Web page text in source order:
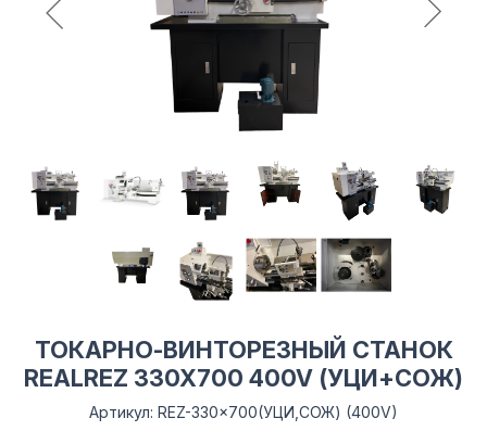
ТОКАРНО-ВИНТОРЕЗНЫЙ СТАНОК
REALREZ 330X700 400V (УЦИ+СОЖ)
Артикул: REZ-330x700(УЦИ,СОЖ) (400V)